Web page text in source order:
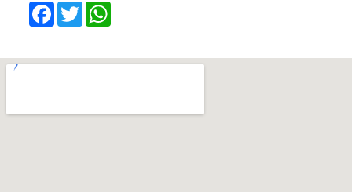
Facebook
Twitter